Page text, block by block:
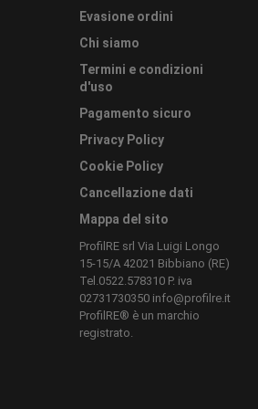
Evasione ordini
Chi siamo
Termini e condizioni
d'uso
Pagamento sicuro
Privacy Policy
Cookie Policy
Cancellazione dati
Mappa del sito
ProfilRE srl Via Luigi Longo
15-15/A 42021 Bibbiano (RE)
Tel.0522.578310 P. iva
02731730350 info@profilre.it
ProfilRE® è un marchio
registrato.